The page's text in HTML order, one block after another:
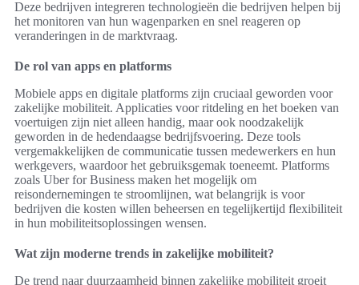
Deze bedrijven integreren technologieën die bedrijven helpen bij
het monitoren van hun wagenparken en snel reageren op
veranderingen in de marktvraag.
De rol van apps en platforms
Mobiele apps en digitale platforms zijn cruciaal geworden voor
zakelijke mobiliteit. Applicaties voor ritdeling en het boeken van
voertuigen zijn niet alleen handig, maar ook noodzakelijk
geworden in de hedendaagse bedrijfsvoering. Deze tools
vergemakkelijken de communicatie tussen medewerkers en hun
werkgevers, waardoor het gebruiksgemak toeneemt. Platforms
zoals Uber for Business maken het mogelijk om
reisondernemingen te stroomlijnen, wat belangrijk is voor
bedrijven die kosten willen beheersen en tegelijkertijd flexibiliteit
in hun mobiliteitsoplossingen wensen.
Wat zijn moderne trends in zakelijke mobiliteit?
De trend naar duurzaamheid binnen zakelijke mobiliteit groeit